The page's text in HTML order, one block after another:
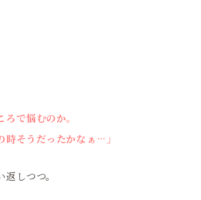
で悩むのか。
時そうだったかなぁ…」
しつつ。